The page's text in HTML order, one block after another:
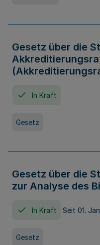
Gesetz über die
In Kraft
Gesetz
Gesetz über die
zur Analyse des
In Kraft Seit 01.
Gesetz